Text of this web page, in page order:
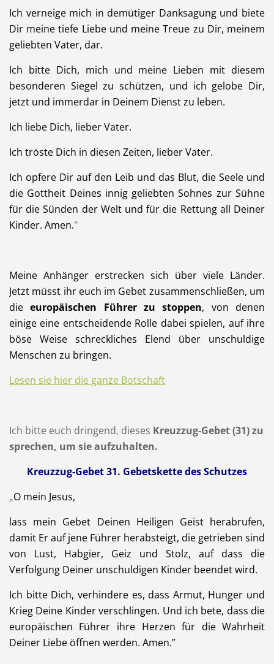
Ich verneige mich in demütiger Danksagung und biete
Dir meine tiefe Liebe und meine Treue zu Dir, meinem
geliebten Vater, dar.
Ich bitte Dich, mich und meine Lieben mit diesem
besonderen Siegel zu schützen, und ich gelobe Dir,
jetzt und immerdar in Deinem Dienst zu leben.
Ich liebe Dich, lieber Vater.
Ich tröste Dich in diesen Zeiten, lieber Vater.
Ich opfere Dir auf den Leib und das Blut, die Seele und
die Gottheit Deines innig geliebten Sohnes zur Sühne
für die Sünden der Welt und für die Rettung all Deiner
Kinder. Amen."
Meine Anhänger erstrecken sich über viele Länder.
Jetzt müsst ihr euch im Gebet zusammenschließen, um
dieeuropäischen Führer zu stoppen, von denen
einige eine entscheidende Rolle dabei spielen, auf ihre
böse Weise schreckliches Elend über unschuldige
Menschen zu bringen.
Lesen sie hier die ganze Botschaft
Ich bitte euch dringend, dieses Kreuzzug-Gebet (31) zu
sprechen, um sie aufzuhalten.
Kreuzzug-Gebet 31. Gebetskette des Schutzes
„O mein Jesus,
lass mein Gebet Deinen Heiligen Geist herabrufen,
damit Er auf jene Führer herabsteigt, die getrieben sind
von Lust, Habgier, Geiz und Stolz, auf dass die
Verfolgung Deiner unschuldigen Kinder beendet wird.
Ich bitte Dich, verhindere es, dass Armut, Hunger und
Krieg Deine Kinder verschlingen. Und ich bete, dass die
europäischen Führer ihre Herzen für die Wahrheit
Deiner Liebe öffnen werden. Amen.”